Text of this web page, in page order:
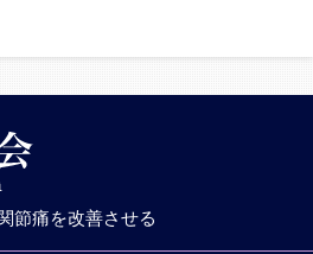
節痛を改善させる